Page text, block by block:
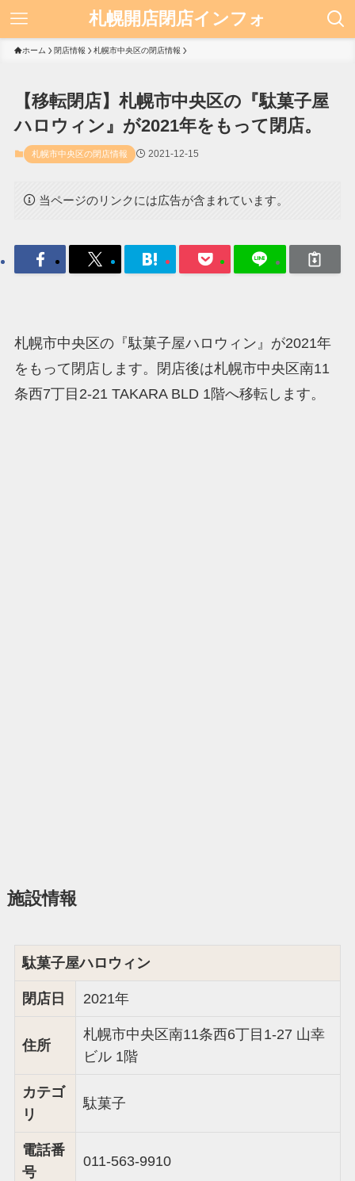
札幌開店閉店インフォ
ホーム 閉店情報 札幌市中央区の閉店情報
【移転閉店】札幌市中央区の『駄菓子屋
ハロウィン』が2021年をもって閉店。
札幌市中央区の閉店情報 2021-12-15
当ページのリンクには広告が含まれています。
札幌市中央区の『駄菓子屋ハロウィン』が2021年
をもって閉店します。閉店後は札幌市中央区南11
条西7丁目2-21 TAKARA BLD 1階へ移転します。
施設情報
駄菓子屋ハロウィン
閉店日 2021年
住所
札幌市中央区南11条西6丁目1-27 山幸
ビル 1階
カテゴ
リ
駄菓子
電話番
号
011-563-9910